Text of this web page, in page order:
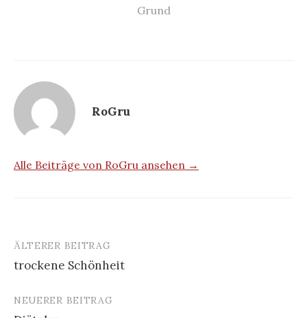
Grund
RoGru
Alle Beiträge von RoGru ansehen →
Beitrags-
Navigation
ÄLTERER BEITRAG
trockene Schönheit
NEUERER BEITRAG